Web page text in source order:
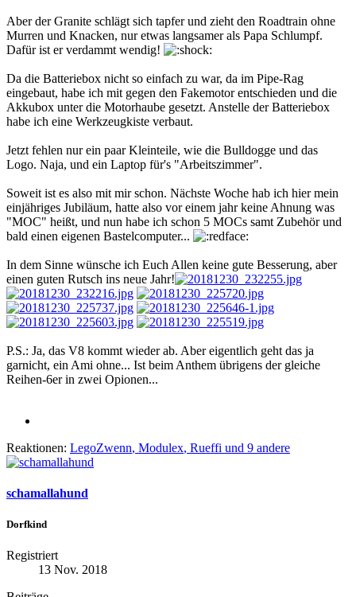
Aber der Granite schlägt sich tapfer und zieht den Roadtrain ohne
Murren und Knacken, nur etwas langsamer als Papa Schlumpf.
Dafür ist er verdammt wendig!
Da die Batteriebox nicht so einfach zu war, da im Pipe-Rag
eingebaut, habe ich mit gegen den Fakemotor entschieden und die
Akkubox unter die Motorhaube gesetzt. Anstelle der Batteriebox
habe ich eine Werkzeugkiste verbaut.
Jetzt fehlen nur ein paar Kleinteile, wie die Bulldogge und das
Logo. Naja, und ein Laptop für's "Arbeitszimmer".
Soweit ist es also mit mir schon. Nächste Woche hab ich hier mein
einjähriges Jubiläum, hatte also vor einem jahr keine Ahnung was
"MOC" heißt, und nun habe ich schon 5 MOCs samt Zubehör und
bald einen eigenen Bastelcomputer...
In dem Sinne wünsche ich Euch Allen keine gute Besserung, aber
einen guten Rutsch ins neue Jahr!
P.S.: Ja, das V8 kommt wieder ab. Aber eigentlich geht das ja
garnicht, ein Ami ohne... Ist beim Anthem übrigens der gleiche
Reihen-6er in zwei Opionen...
Reaktionen: LegoZwenn, Modulex, Rueffi und 9 andere
schamallahund
Dorfkind
Registriert
13 Nov. 2018